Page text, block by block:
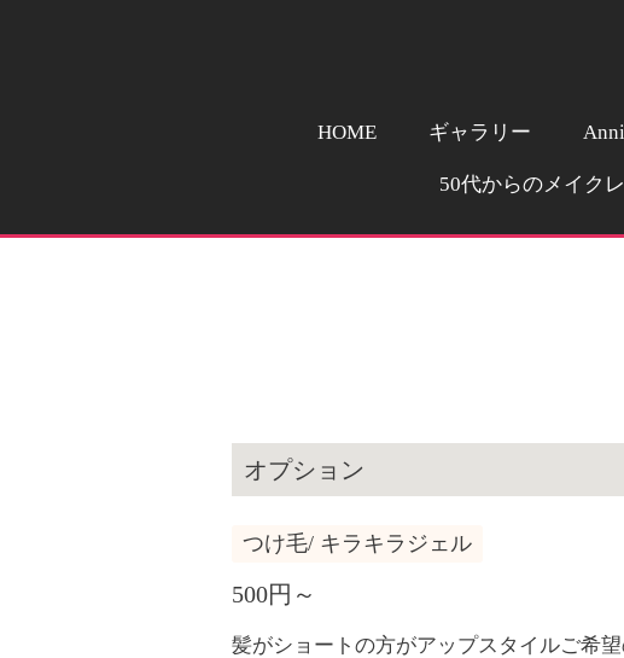
HOME ギャラリー
50代からのメイク
オプション
つけ毛/ キラキラジェル
500円～
髪がショートの方がアップスタイルご希